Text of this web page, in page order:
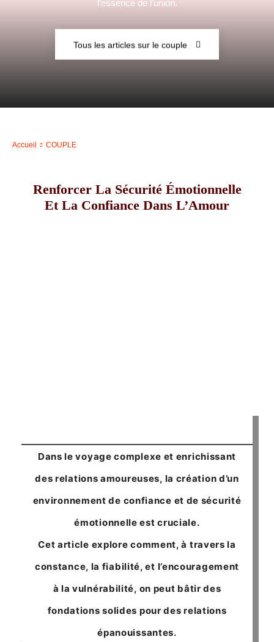
–
l’essence de l’union.
Tous les articles sur le couple
Accueil COUPLE
Renforcer La Sécurité Émotionnelle
Et La Confiance Dans L’Amour
Dans le voyage complexe et enrichissant
des relations amoureuses, la création d’un
environnement de confiance et de sécurité
émotionnelle est cruciale.
Cet article explore comment, à travers la
constance, la fiabilité, et l’encouragement
à la vulnérabilité, on peut bâtir des
fondations solides pour des relations
épanouissantes.